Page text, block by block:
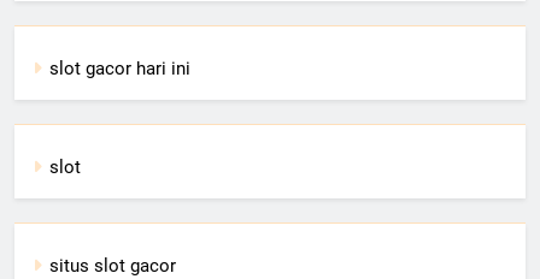
slot gacor hari ini
slot
situs slot gacor